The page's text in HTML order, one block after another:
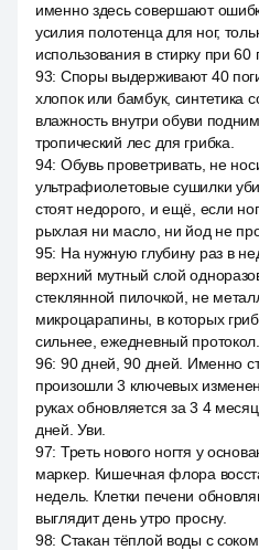
именно здесь совершают
усилия полотенца для ног,
использования в стирку при 60
93: Споры выдерживают 40
хлопок или бамбук, синтетика
влажность внутри обуви
тропический лес для грибка.
94: Обувь проветривать, не
ультрафиолетовые сушилки
стоят недорого, и ещё, если
рыхлая ни масло, ни йод не
95: На нужную глубину раз в
верхний мутный слой
стеклянной пилочкой, не
микроцарапины, в которых
сильнее, ежедневный протокол.
96: 90 дней, 90 дней. Именно
произошли 3 ключевых
руках обновляется за 3 4
дней. Уви.
97: Треть нового ногтя у
маркер. Кишечная флора
недель. Клетки печени
выглядит день утро просну.
98: Стакан тёплой воды с